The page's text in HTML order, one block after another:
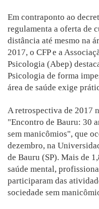
Em contraponto ao
regulamenta a oferta de
distância até mesmo na
2017, o CFP e a
Psicologia (Abep)
Psicologia de forma
área de saúde exige
A retrospectiva de 2017
"Encontro de Bauru: 30
sem manicômios", que
dezembro, na
de Bauru (SP). Mais de
saúde mental,
participaram das
sociedade sem